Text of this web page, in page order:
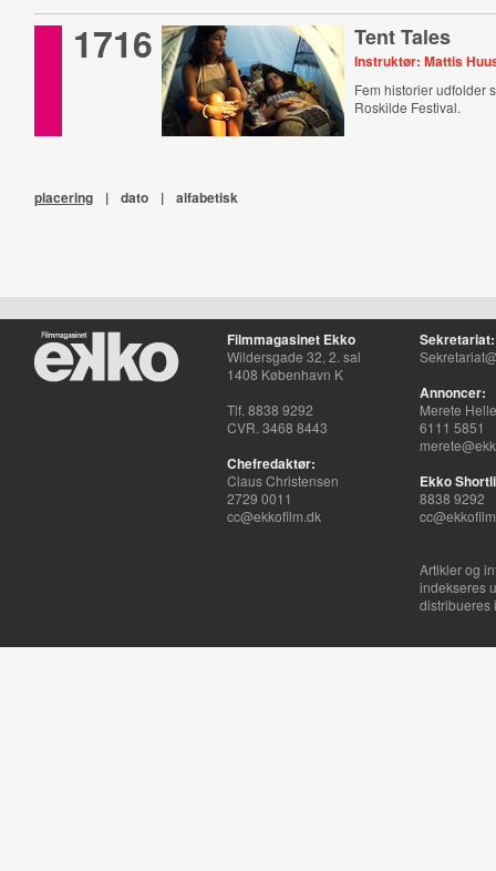
1716 Tent Tales
Instruktør: Mattis
Fem historier udfolder
Roskilde Festival.
placering | dato | alfabetisk
Filmmagasinet Ekko
Wildersgade 32, 2. sal
1408 København K
Tlf. 8838 9292
CVR. 3468 8443
Chefredaktør:
Claus Christensen
2729 0011
cc@ekkofilm.dk
Sekretariat:
Annoncer:
Merete
6111 5851
Ekko
8838 9292
Artikler og
indekseres
distribueres